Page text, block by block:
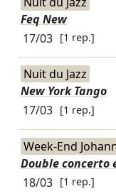
Feq New
17/03 [1 rep.]
Nuit du Jazz
New York Tango
17/03 [1 rep.]
Week-End
Double concerto
18/03 [1 rep.]